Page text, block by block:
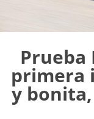
Prueba
primera
y